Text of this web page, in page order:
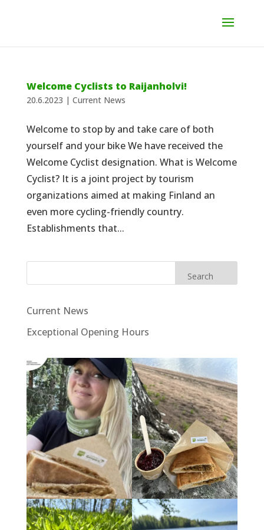
Welcome Cyclists to Raijanholvi!
20.6.2023 | Current News
Welcome to stop by and take care of both
yourself and your bike We have received the
Welcome Cyclist designation. What is Welcome
Cyclist? It is a joint project by tourism
organizations aimed at making Finland an
even more cycling-friendly country.
Establishments that...
Search
Current News
Exceptional Opening Hours